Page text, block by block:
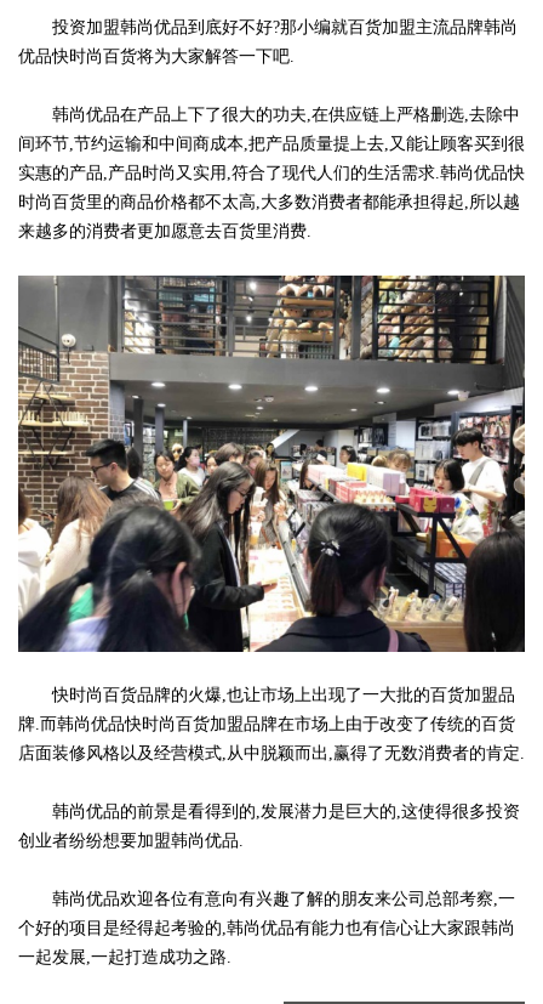
投资加盟韩尚优品到底好不好?那小编就百货加盟主流品牌韩尚
优品快时尚百货将为大家解答一下吧.
韩尚优品在产品上下了很大的功夫,在供应链上严格删选,去除中
间环节,节约运输和中间商成本,把产品质量提上去,又能让顾客买到很
实惠的产品,产品时尚又实用,符合了现代人们的生活需求.韩尚优品快
时尚百货里的商品价格都不太高,大多数消费者都能承担得起,所以越
来越多的消费者更加愿意去百货里消费.
快时尚百货品牌的火爆,也让市场上出现了一大批的百货加盟品
牌.而韩尚优品快时尚百货加盟品牌在市场上由于改变了传统的百货
店面装修风格以及经营模式,从中脱颖而出,赢得了无数消费者的肯定.
韩尚优品的前景是看得到的,发展潜力是巨大的,这使得很多投资
创业者纷纷想要加盟韩尚优品.
韩尚优品欢迎各位有意向有兴趣了解的朋友来公司总部考察,一
个好的项目是经得起考验的,韩尚优品有能力也有信心让大家跟韩尚
一起发展,一起打造成功之路.